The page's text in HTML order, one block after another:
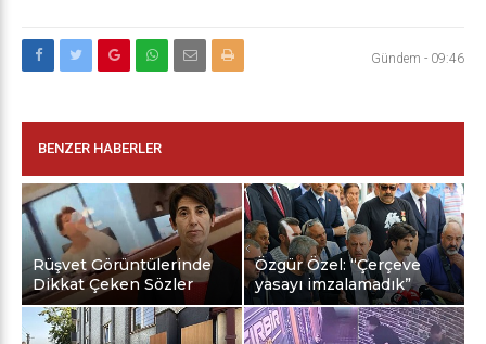
Gündem - 09:46
BENZER HABERLER
Rüşvet Görüntülerinde
Dikkat Çeken Sözler
Özgür Özel: “Çerçeve
yasayı imzalamadık”